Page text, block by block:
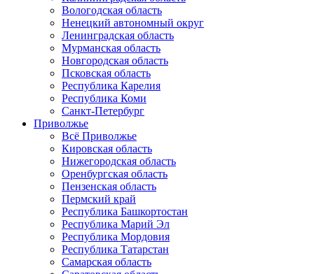
Вологодская область
Ненецкий автономный округ
Ленинградская область
Мурманская область
Новгородская область
Псковская область
Республика Карелия
Республика Коми
Санкт-Петербург
Приволжье
Всё Приволжье
Кировская область
Нижегородская область
Оренбургская область
Пензенская область
Пермский край
Республика Башкортостан
Республика Марий Эл
Республика Мордовия
Республика Татарстан
Самарская область